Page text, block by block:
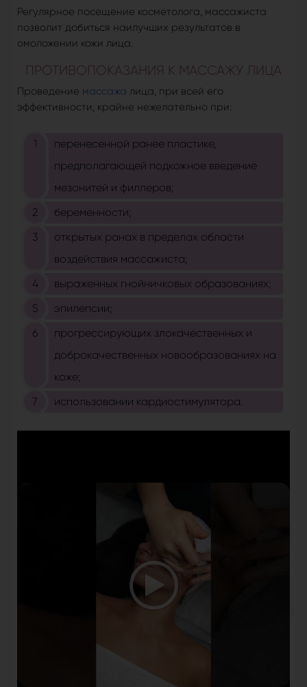
Регулярное посещение косметолога, массажиста
позволит добиться наилучших результатов в
омоложении кожи лица.
ПРОТИВОПОКАЗАНИЯ К МАССАЖУ ЛИЦА
Проведение массажа лица, при всей его
эффективности, крайне нежелательно при:
перенесенной ранее пластике,
предполагающей подкожное введение
мезонитей и филлеров;
беременности;
открытых ранах в пределах области
воздействия массажиста;
выраженных гнойничковых образованиях;
эпилепсии;
прогрессирующих злокачественных и
доброкачественных новообразованиях на
коже;
использовании кардиостимулятора.